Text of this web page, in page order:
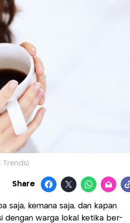
Trends)
Share
saja, kemana saja, dan kapan
dengan warga lokal ketika ber-